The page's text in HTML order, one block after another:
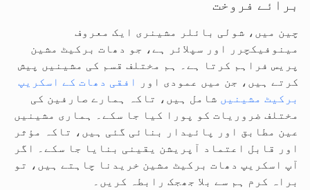
برائے فروخت
چین میں، شولی بائلر مشینری ایک معروف
مینوفیکچرر اور سپلائر ہے، جو دھات برکیٹ مشین
پریس فراہم کرتا ہے۔ ہم مختلف قسم کی مشینیں پیش
کرتے ہیں، جن میں عمودی اور افقی دھات کے اسکریپ
برکیٹ مشینیں شامل ہیں، تاکہ ہمارے صارفین کی
مختلف ضروریات کو پورا کیا جا سکے۔ ہماری مشینیں
عین مطابق اور پائیدار بنائی گئی ہیں، تاکہ مؤثر
اور قابل اعتماد آپریشن یقینی بنایا جا سکے۔ اگر
آپ اسکریپ دھات برکیٹ مشین خریدنا چاہتے ہیں، تو
براہ کرم ہم سے بلا جھجک رابطہ کریں۔